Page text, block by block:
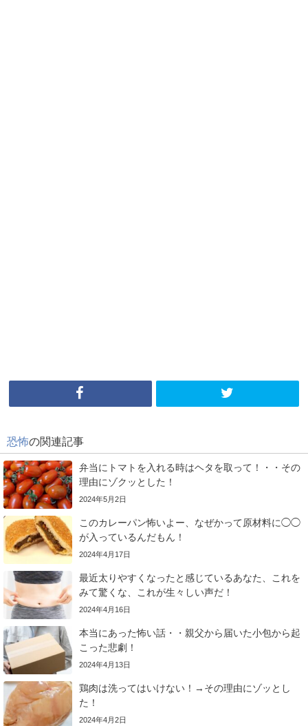
恐怖の関連記事
弁当にトマトを入れる時はヘタを取って！・・その
理由にゾクッとした！
2024年5月2日
このカレーパン怖いよー、なぜかって原材料に◯◯
が入っているんだもん！
2024年4月17日
最近太りやすくなったと感じているあなた、これを
みて驚くな、これが生々しい声だ！
2024年4月16日
本当にあった怖い話・・親父から届いた小包から起
こった悲劇！
2024年4月13日
鶏肉は洗ってはいけない！→その理由にゾッとし
た！
2024年4月2日